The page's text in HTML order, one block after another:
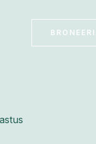
BRONEERI